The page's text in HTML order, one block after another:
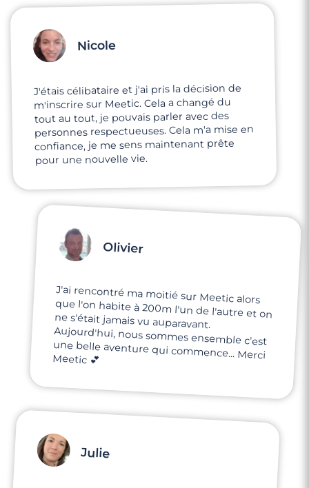
Nicole
J'étais célibataire et j'ai pris la décision de
m'inscrire sur Meetic. Cela a changé du
tout au tout, je pouvais parler avec des
personnes respectueuses. Cela m'a mise en
confiance, je me sens maintenant prête
pour une nouvelle vie.
Olivier
J'ai rencontré ma moitié sur Meetic alors
que l'on habite à 200m l'un de l'autre et on
ne s'était jamais vu auparavant.
Aujourd'hui, nous sommes ensemble c'est
une belle aventure qui commence... Merci
Meetic 💕
Julie